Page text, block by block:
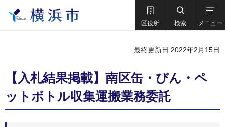
区役所 検索 メニュー
最終更新日 2022年2月15日
【入札結果掲載】南区缶・びん・ペ
ットボトル収集運搬業務委託